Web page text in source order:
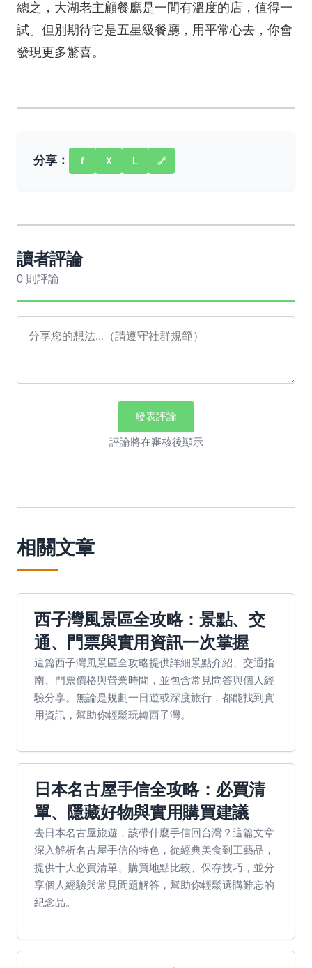
總之，大湖老主顧餐廳是一間有溫度的店，值得一
試。但別期待它是五星級餐廳，用平常心去，你會
發現更多驚喜。
分享： f X L 🔗
讀者評論
0 則評論
發表評論
評論將在審核後顯示
相關文章
西子灣風景區全攻略：景點、交
通、門票與實用資訊一次掌握
這篇西子灣風景區全攻略提供詳細景點介紹、交通指
南、門票價格與營業時間，並包含常見問答與個人經
驗分享。無論是規劃一日遊或深度旅行，都能找到實
用資訊，幫助你輕鬆玩轉西子灣。
日本名古屋手信全攻略：必買清
單、隱藏好物與實用購買建議
去日本名古屋旅遊，該帶什麼手信回台灣？這篇文章
深入解析名古屋手信的特色，從經典美食到工藝品，
提供十大必買清單、購買地點比較、保存技巧，並分
享個人經驗與常見問題解答，幫助你輕鬆選購難忘的
紀念品。